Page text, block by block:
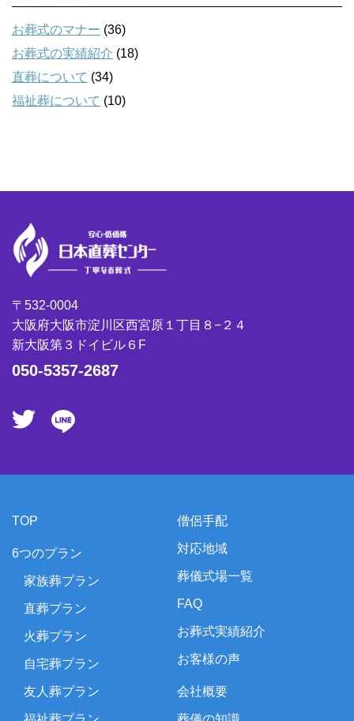
お葬式のマナー (36)
お葬式の実績紹介 (18)
直葬について (34)
福祉葬について (10)
〒532-0004
大阪府大阪市淀川区西宮原１丁目８−２４
新大阪第３ドイビル６F
050-5357-2687
TOP
6つのプラン
家族葬プラン
直葬プラン
火葬プラン
自宅葬プラン
友人葬プラン
僧侶手配
対応地域
葬儀式場一覧
FAQ
お葬式実績紹介
お客様の声
会社概要